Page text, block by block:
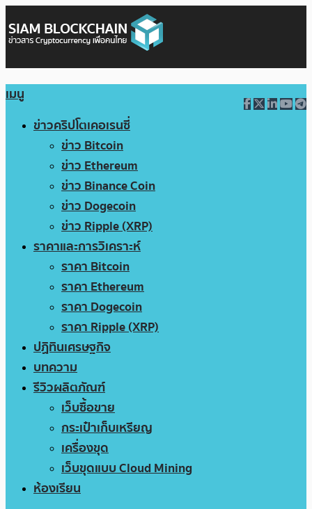
เมนู
ข่าวคริปโตเคอเรนซี่
ข่าว Bitcoin
ข่าว Ethereum
ข่าว Binance Coin
ข่าว Dogecoin
ข่าว Ripple (XRP)
ราคาและการวิเคราะห์
ราคา Bitcoin
ราคา Ethereum
ราคา Dogecoin
ราคา Ripple (XRP)
ปฏิทินเศรษฐกิจ
บทความ
รีวิวผลิตภัณฑ์
เว็บซื้อขาย
กระเป๋าเก็บเหรียญ
เครื่องขุด
เว็บขุดแบบ Cloud Mining
ห้องเรียน